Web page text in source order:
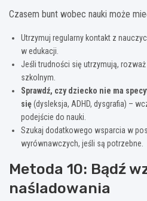
Czasem bunt wobec nauki może
Utrzymuj regularny kontakt z
w edukacji.
Jeśli trudności się utrzymują,
szkolnym.
Sprawdź, czy dziecko nie ma
się(dysleksja, ADHD, dysgrafia) –
podejście do nauki.
Szukaj dodatkowego wsparcia w
wyrównawczych, jeśli są potrzebne.
Metoda 10: Bądź
naśladowania